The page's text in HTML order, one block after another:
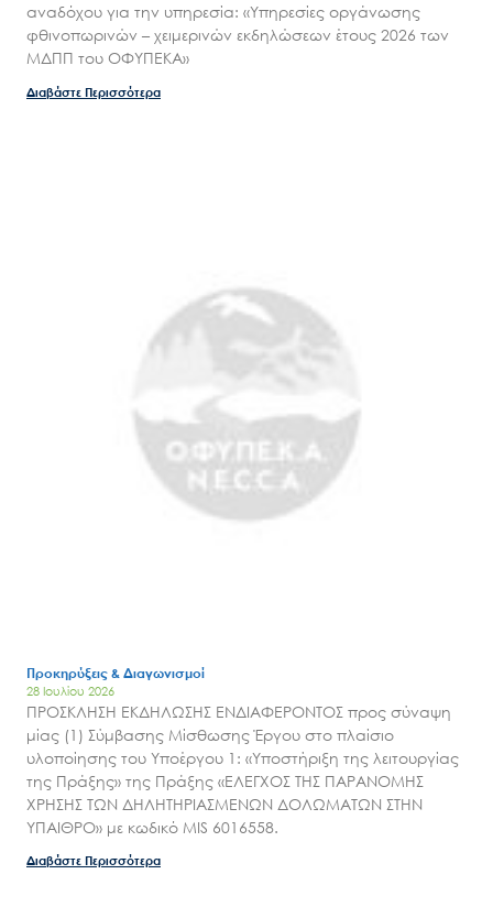
Ο.ΦΥ.ΠΕ.Κ.Α.
Νέα – Δημοσιότητα
Άξονες δράσης
Μ.Δ.Π.Π.
Έργα
αναδόχου για την υπηρεσία: «Υπηρεσίες οργάνωσης
φθινοπωρινών – χειμερινών εκδηλώσεων έτους 2026 των
ΜΔΠΠ του ΟΦΥΠΕΚΑ»
Διαβάστε Περισσότερα
Προκηρύξεις & Διαγωνισμοί
28 Ιουλίου 2026
ΠΡΟΣΚΛΗΣΗ ΕΚΔΗΛΩΣΗΣ ΕΝΔΙΑΦΕΡΟΝΤΟΣ προς σύναψη
μίας (1) Σύμβασης Μίσθωσης Έργου στο πλαίσιο
υλοποίησης του Υποέργου 1: «Υποστήριξη της λειτουργίας
της Πράξης» της Πράξης «ΕΛΕΓΧΟΣ ΤΗΣ ΠΑΡΑΝΟΜΗΣ
ΧΡΗΣΗΣ ΤΩΝ ΔΗΛΗΤΗΡΙΑΣΜΕΝΩΝ ΔΟΛΩΜΑΤΩΝ ΣΤΗΝ
ΥΠΑΙΘΡΟ» με κωδικό MIS 6016558.
Διαβάστε Περισσότερα